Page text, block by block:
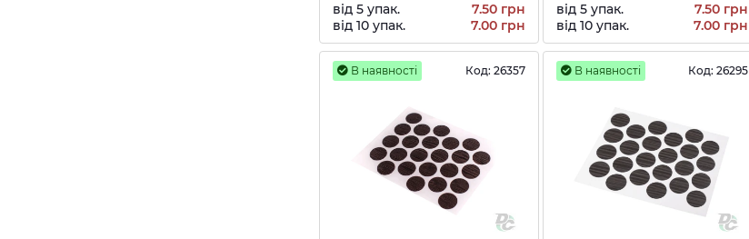
від 5 упак.
7.50 грн
від 10 упак.
7.00 грн
від 5 упак.
7.50 грн
від 10 упак.
7.00 грн
В наявності Код: 26357 В наявності Код: 26295